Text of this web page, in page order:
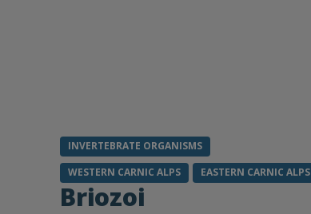
INVERTEBRATE ORGANISMS
WESTERN CARNIC ALPS
EASTERN CARNIC ALPS
Briozoi